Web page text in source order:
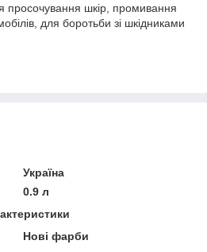
просочування шкір, промивання
для боротьби зі шкідниками
Україна
0.9 л
Нові фарби